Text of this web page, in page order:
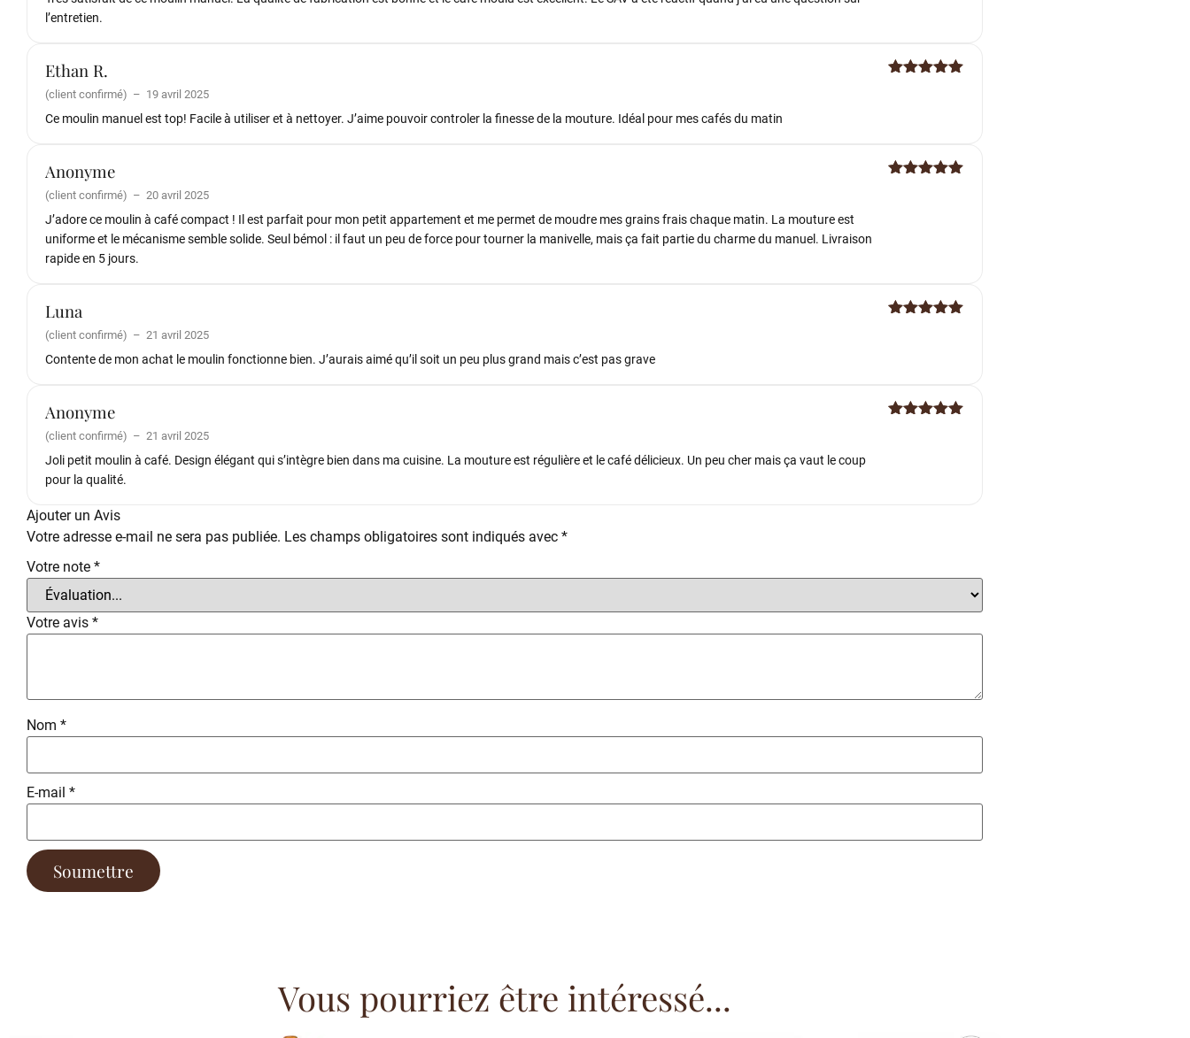
l’entretien.
Ethan R.
(client confirmé) – 19 avril 2025
Ce moulin manuel est top! Facile à utiliser et à nettoyer. J’aime pouvoir controler la finesse de la mouture. Idéal pour mes cafés du matin
Anonyme
(client confirmé) – 20 avril 2025
J’adore ce moulin à café compact ! Il est parfait pour mon petit appartement et me permet de moudre mes grains frais chaque matin. La mouture est
uniforme et le mécanisme semble solide. Seul bémol : il faut un peu de force pour tourner la manivelle, mais ça fait partie du charme du manuel. Livraison
rapide en 5 jours.
Luna
(client confirmé) – 21 avril 2025
Contente de mon achat le moulin fonctionne bien. J’aurais aimé qu’il soit un peu plus grand mais c’est pas grave
Anonyme
(client confirmé) – 21 avril 2025
Joli petit moulin à café. Design élégant qui s’intègre bien dans ma cuisine. La mouture est régulière et le café délicieux. Un peu cher mais ça vaut le coup
pour la qualité.
Ajouter un Avis
Votre adresse e-mail ne sera pas publiée. Les champs obligatoires sont indiqués avec *
Votre note *
Votre avis *
Nom *
E-mail *
Vous pourriez être intéressé...